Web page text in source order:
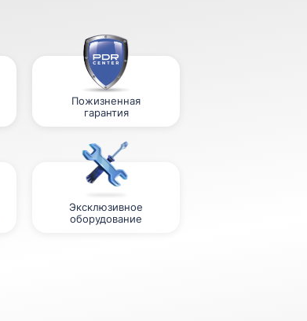
Пожизненная
гарантия
Эксклюзивное
оборудование